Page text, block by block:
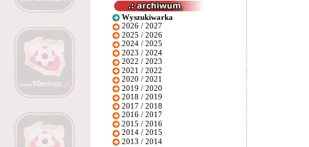
Wyszukiwarka
2026 / 2027
2025 / 2026
2024 / 2025
2023 / 2024
2022 / 2023
2021 / 2022
2020 / 2021
2019 / 2020
2018 / 2019
2017 / 2018
2016 / 2017
2015 / 2016
2014 / 2015
2013 / 2014